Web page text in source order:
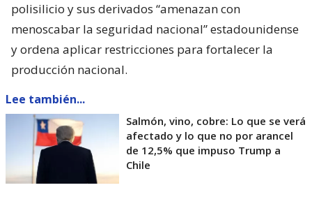
polisilicio y sus derivados “amenazan con
menoscabar la seguridad nacional” estadounidense
y ordena aplicar restricciones para fortalecer la
producción nacional.
Lee también...
Salmón, vino, cobre: Lo que se verá
afectado y lo que no por arancel
de 12,5% que impuso Trump a
Chile